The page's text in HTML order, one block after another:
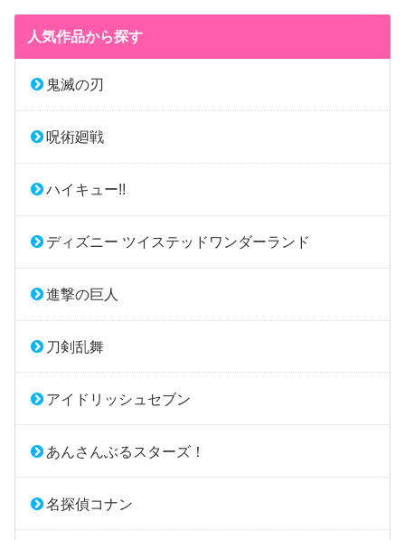
人気作品から探す
鬼滅の刃
呪術廻戦
ハイキュー!!
ディズニー ツイステッドワンダーランド
進撃の巨人
刀剣乱舞
アイドリッシュセブン
あんさんぶるスターズ！
名探偵コナン